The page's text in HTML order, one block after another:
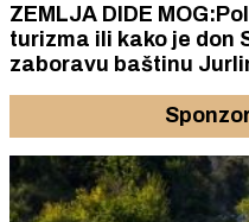
ZEMLJA DIDE
turizma ili kako je don Stipe Perkov oteo
zaboravu baštinu